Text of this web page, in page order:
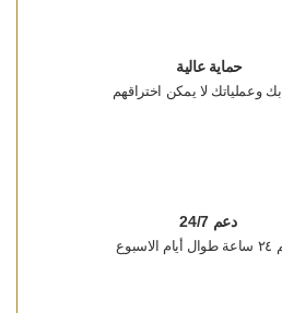
حماية عالية
وعملياتك لا يمكن اختراقهم
دعم 24/7